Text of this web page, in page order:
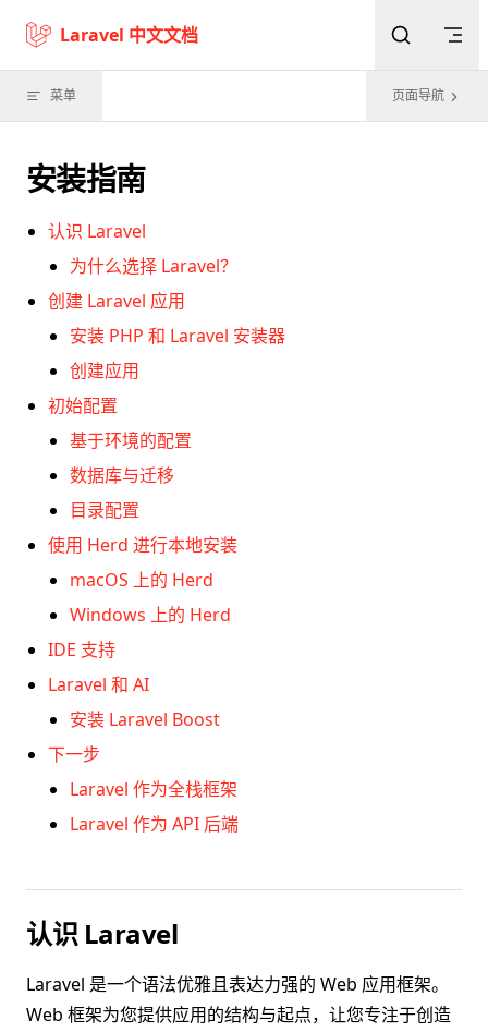
Skip to content
Laravel 中文文档
菜单 页面导航
安装指南
认识 Laravel
为什么选择 Laravel？
创建 Laravel 应用
安装 PHP 和 Laravel 安装器
创建应用
初始配置
基于环境的配置
数据库与迁移
目录配置
使用 Herd 进行本地安装
macOS 上的 Herd
Windows 上的 Herd
IDE 支持
Laravel 和 AI
安装 Laravel Boost
下一步
Laravel 作为全栈框架
Laravel 作为 API 后端
认识 Laravel
Laravel 是一个语法优雅且表达力强的 Web 应用框架。
Web 框架为您提供应用的结构与起点，让您专注于创造